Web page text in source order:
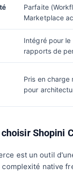
Parfaite
Marketplace
Intégré pour le
rapports de
Pris en charge
pour
Shopini
est un outil
complexité native